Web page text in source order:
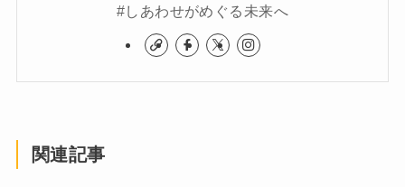
#しあわせがめぐる未来へ
関連記事